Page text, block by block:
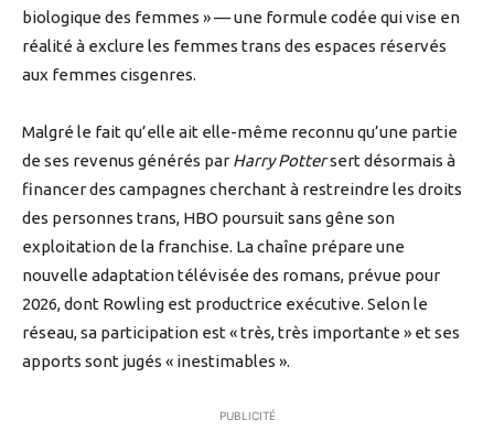
biologique des femmes » — une formule codée qui vise en
réalité à exclure les femmes trans des espaces réservés
aux femmes cisgenres.
Malgré le fait qu’elle ait elle-même reconnu qu’une partie
de ses revenus générés par Harry Pottersert désormais à
financer des campagnes cherchant à restreindre les droits
des personnes trans, HBO poursuit sans gêne son
exploitation de la franchise. La chaîne prépare une
nouvelle adaptation télévisée des romans, prévue pour
2026, dont Rowling est productrice exécutive. Selon le
réseau, sa participation est « très, très importante » et ses
apports sont jugés « inestimables ».
PUBLICITÉ